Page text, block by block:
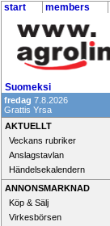
start members
Suomeksi
fredag 7.8.2026
Grattis Yrsa
AKTUELLT
Veckans rubriker
Anslagstavlan
Händelsekalendern
ANNONSMARKNAD
Köp & Sälj
Virkesbörsen